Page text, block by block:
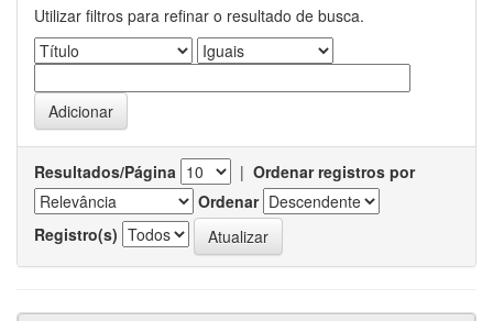
Utilizar filtros para refinar o resultado de busca.
Resultados/Página | Ordenar registros por
Ordenar
Registro(s)